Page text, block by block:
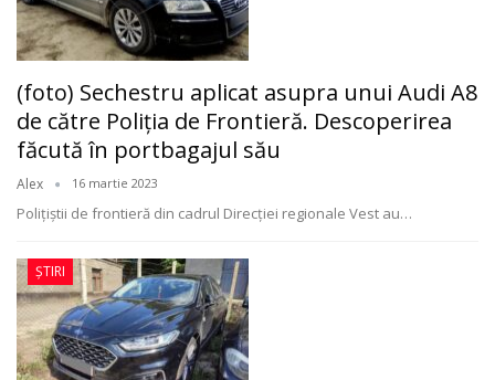
(foto) Sechestru aplicat asupra unui Audi A8
de către Poliția de Frontieră. Descoperirea
făcută în portbagajul său
Alex 16 martie 2023
Polițiștii de frontieră din cadrul Direcției regionale Vest au…
ȘTIRI